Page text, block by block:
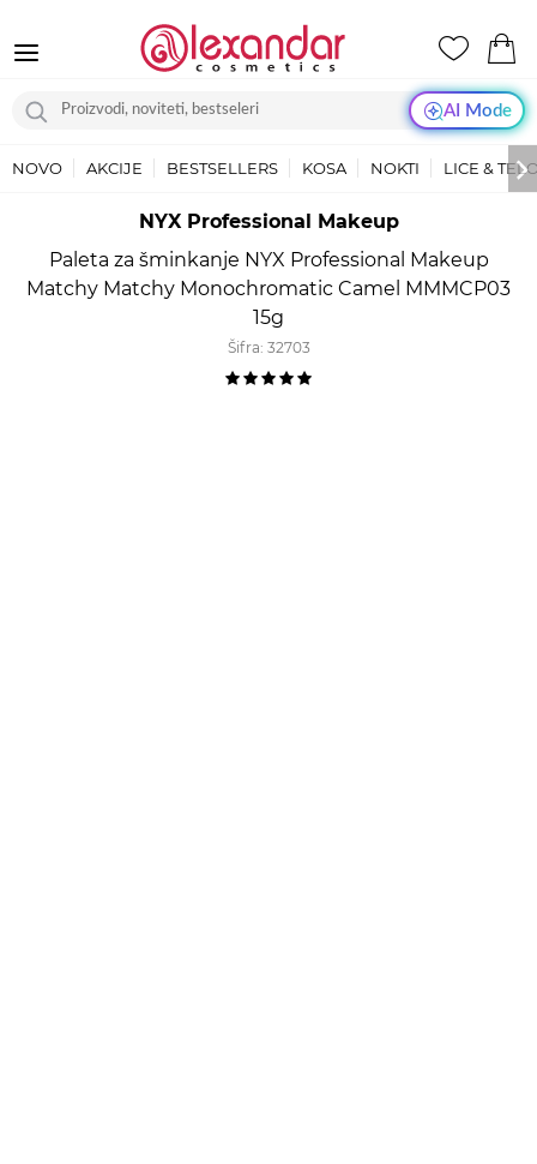
AI Mode
NOVO AKCIJE BESTSELLERS KOSA NOKTI LICE &
NYX Professional Makeup
Paleta za šminkanje NYX Professional Makeup
Matchy Matchy Monochromatic Camel MMMCP03
15g
Šifra: 32703